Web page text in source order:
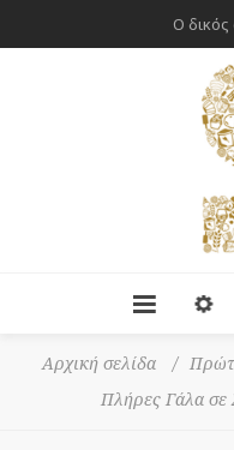
Ο
Αρχική σελίδα /
Πλήρες Γάλα σε